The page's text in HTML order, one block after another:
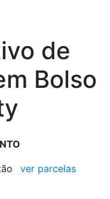
de
Bolso
ver parcelas